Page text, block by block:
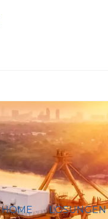
HOME LÖSUNGEN